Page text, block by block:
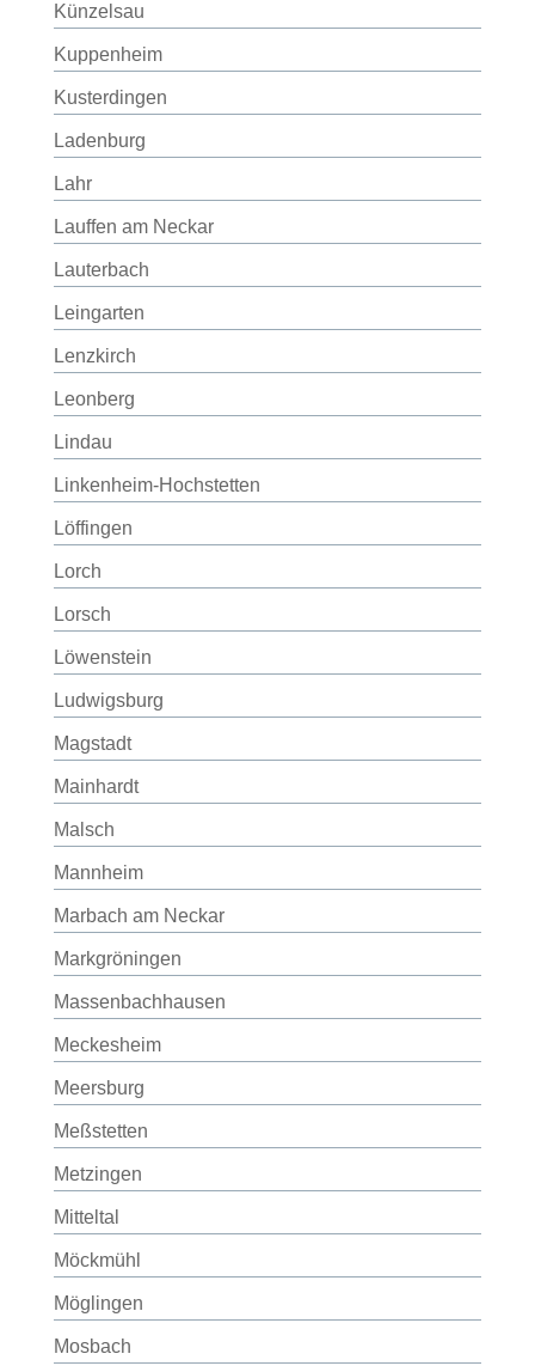
Künzelsau
Kuppenheim
Kusterdingen
Ladenburg
Lahr
Lauffen am Neckar
Lauterbach
Leingarten
Lenzkirch
Leonberg
Lindau
Linkenheim-Hochstetten
Löffingen
Lorch
Lorsch
Löwenstein
Ludwigsburg
Magstadt
Mainhardt
Malsch
Mannheim
Marbach am Neckar
Markgröningen
Massenbachhausen
Meckesheim
Meersburg
Meßstetten
Metzingen
Mitteltal
Möckmühl
Möglingen
Mosbach